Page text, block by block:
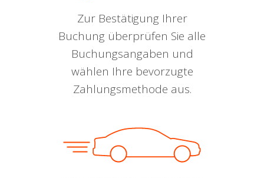
Zur Bestätigung Ihrer
Buchung überprüfen Sie alle
Buchungsangaben und
wählen Ihre bevorzugte
Zahlungsmethode aus.